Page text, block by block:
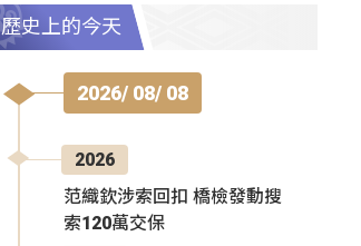
歷史上的今天
2026/ 08/ 08
2026
范織欽涉索回扣 橋檢發動搜
索120萬交保